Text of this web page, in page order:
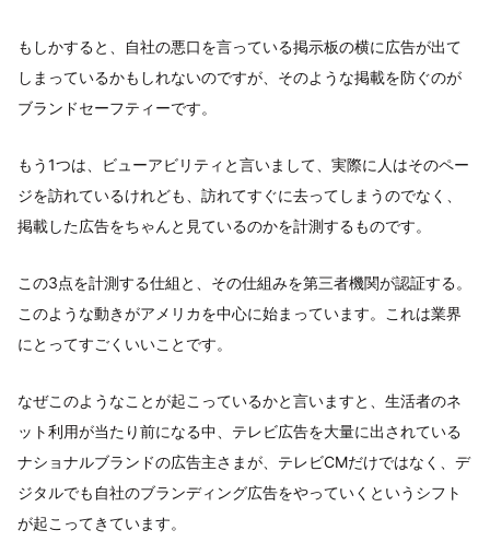
もしかすると、自社の悪口を言っている掲示板の横に広告が出て
しまっているかもしれないのですが、そのような掲載を防ぐのが
ブランドセーフティーです。
もう1つは、ビューアビリティと言いまして、実際に人はそのペー
ジを訪れているけれども、訪れてすぐに去ってしまうのでなく、
掲載した広告をちゃんと見ているのかを計測するものです。
この3点を計測する仕組と、その仕組みを第三者機関が認証する。
このような動きがアメリカを中心に始まっています。これは業界
にとってすごくいいことです。
なぜこのようなことが起こっているかと言いますと、生活者のネ
ット利用が当たり前になる中、テレビ広告を大量に出されている
ナショナルブランドの広告主さまが、テレビCMだけではなく、デ
ジタルでも自社のブランディング広告をやっていくというシフト
が起こってきています。